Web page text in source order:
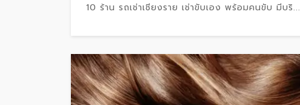
10 ร้าน รถเช่าเชียงราย เช่าขับเอง พร้อมคนขับ มีบริ...